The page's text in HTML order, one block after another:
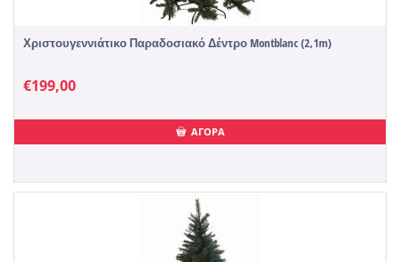
Χριστουγεννιάτικο Παραδοσιακό Δέντρο Montblanc (2,1m)
€199,00
ΑΓΟΡΑ